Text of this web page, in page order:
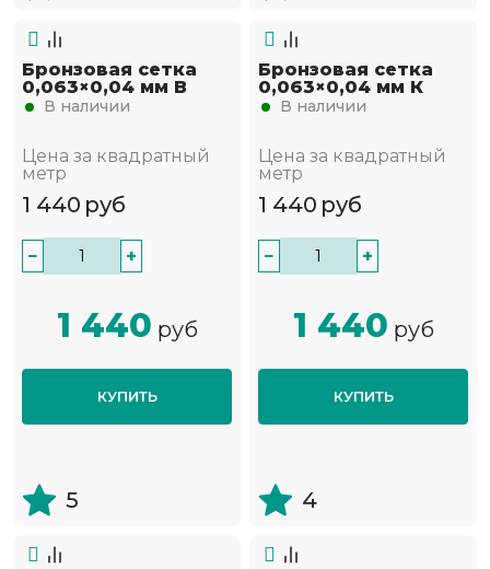
Бронзовая сетка
0,063×0,04 мм В
В наличии
Цена за квадратный
метр
1 440 руб
− +
1 440 руб
КУПИТЬ
5
Бронзовая сетка
0,063×0,04 мм К
В наличии
Цена за квадратный
метр
1 440 руб
− +
1 440 руб
КУПИТЬ
4